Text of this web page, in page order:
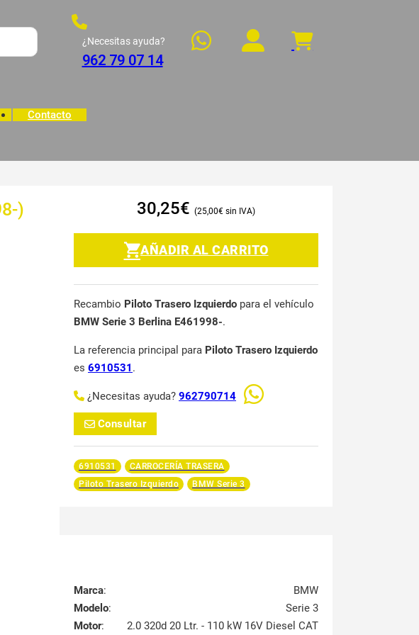
¿Necesitas ayuda?
962 79 07 14
Contacto
)
30,25€ 25,00€
AÑADIR AL CARRITO
Recambio Piloto Trasero Izquierdo para el vehículo
BMW Serie 3 Berlina E461998-.
La referencia principal para Piloto Trasero Izquierdo
es 6910531 .
¿Necesitas ayuda? 962790714
Consultar
6910531
CARROCERÍA TRASERA
Piloto Trasero Izquierdo
BMW Serie 3
Marca:
BMW
Modelo:
Serie 3
Motor: 2.0 320d 20 Ltr. - 110 kW 16V Diesel CAT